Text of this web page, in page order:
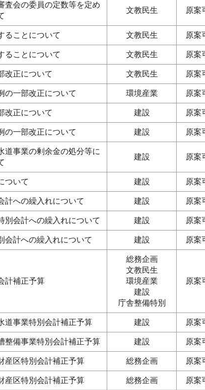
査会の委員の定数等を定め
文教民生 原案
ることについて 文教民生 原案
ることについて 文教民生 原案
改正について 文教民生 原案
の一部改正について 環境産業 原案
改正について 建設 原案
の一部改正について 建設 原案
道事業の剰余金の処分等に
建設 原案
ついて 建設 原案
計への繰入れについて 建設 原案
別会計への繰入れについて 建設 原案
会計への繰入れについて 建設 原案
計補正予算
総務企画
文教民生
環境産業
建設
庁舎整備特別
原案
道事業特別会計補正予算 建設 原案
整備事業特別会計補正予算 建設 原案
産区特別会計補正予算 総務企画 原案
産区特別会計補正予算 総務企画 原案